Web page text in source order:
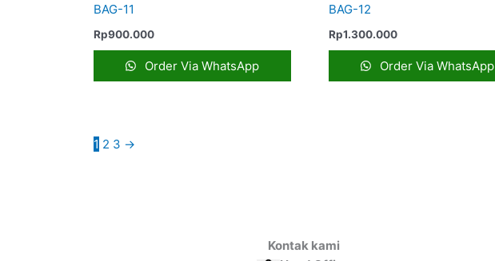
BAG-11
Rp900.000
Order Via WhatsApp
BAG-12
Rp1.300.000
Order Via WhatsApp
1 2 3 →
Kontak kami